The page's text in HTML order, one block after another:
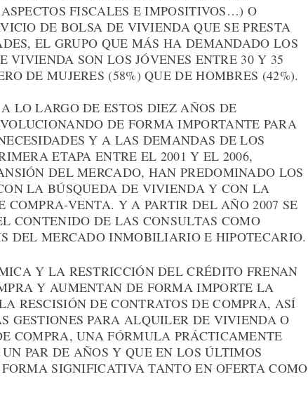
FISCALES E IMPOSITIVOS…) O
DE BOLSA DE VIVIENDA QUE SE PRESTA
EL GRUPO QUE MÁS HA DEMANDADO LOS
VIVIENDA SON LOS JÓVENES ENTRE 30 Y 35
DE MUJERES (58%) QUE DE HOMBRES (42%).
LO LARGO DE ESTOS DIEZ AÑOS DE
DE FORMA IMPORTANTE PARA
Y A LAS DEMANDAS DE LOS
ETAPA ENTRE EL 2001 Y EL 2006,
DEL MERCADO, HAN PREDOMINADO LOS
LA BÚSQUEDA DE VIVIENDA Y CON LA
COMPRA-VENTA. Y A PARTIR DEL AÑO 2007 SE
CONTENIDO DE LAS CONSULTAS COMO
DEL MERCADO INMOBILIARIO E HIPOTECARIO.
Y LA RESTRICCIÓN DEL CRÉDITO FRENAN
Y AUMENTAN DE FORMA IMPORTE LA
RESCISIÓN DE CONTRATOS DE COMPRA, ASÍ
GESTIONES PARA ALQUILER DE VIVIENDA O
COMPRA, UNA FÓRMULA PRÁCTICAMENTE
PAR DE AÑOS Y QUE EN LOS ÚLTIMOS
SIGNIFICATIVA TANTO EN OFERTA COMO